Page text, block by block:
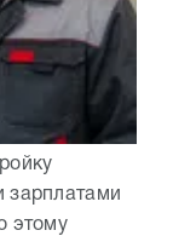
этому